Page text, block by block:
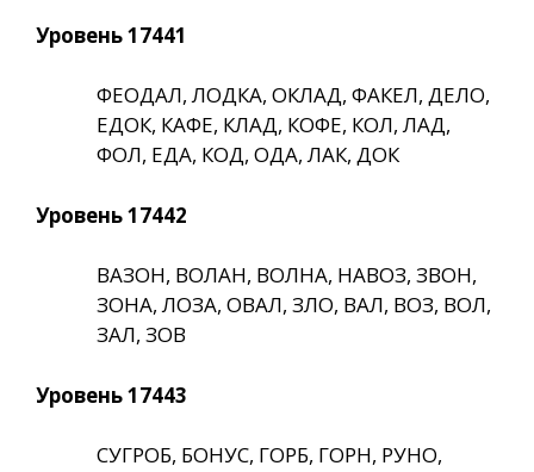
Уровень 17441
ФЕОДАЛ, ЛОДКА, ОКЛАД, ФАКЕЛ, ДЕЛО,
ЕДОК, КАФЕ, КЛАД, КОФЕ, КОЛ, ЛАД,
ФОЛ, ЕДА, КОД, ОДА, ЛАК, ДОК
Уровень 17442
ВАЗОН, ВОЛАН, ВОЛНА, НАВОЗ, ЗВОН,
ЗОНА, ЛОЗА, ОВАЛ, ЗЛО, ВАЛ, ВОЗ, ВОЛ,
ЗАЛ, ЗОВ
Уровень 17443
СУГРОБ, БОНУС, ГОРБ, ГОРН, РУНО,